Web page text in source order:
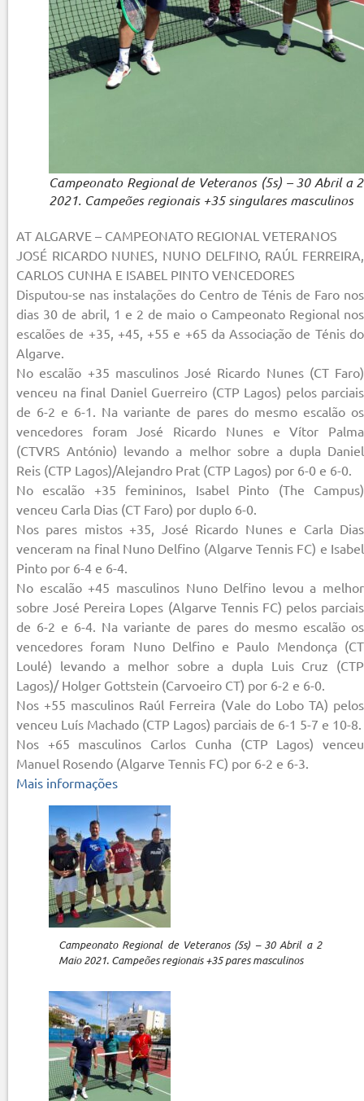
Campeonato Regional de Veteranos (5s) – 30 Abril a
2021. Campeões regionais +35 singulares masculinos
AT ALGARVE – CAMPEONATO REGIONAL VETERANOS
JOSÉ RICARDO NUNES, NUNO DELFINO, RAÚL FERREIRA,
CARLOS CUNHA E ISABEL PINTO VENCEDORES
Disputou-se nas instalações do Centro de Ténis de Faro nos
dias 30 de abril, 1 e 2 de maio o Campeonato Regional nos
escalões de +35, +45, +55 e +65 da Associação de Ténis do
Algarve.
No escalão +35 masculinos José Ricardo Nunes (CT Faro)
venceu na final Daniel Guerreiro (CTP Lagos) pelos parciais
de 6-2 e 6-1. Na variante de pares do mesmo escalão os
vencedores foram José Ricardo Nunes e Vítor Palma
(CTVRS António) levando a melhor sobre a dupla Daniel
Reis (CTP Lagos)/Alejandro Prat (CTP Lagos) por 6-0 e 6-0.
No escalão +35 femininos, Isabel Pinto (The Campus)
venceu Carla Dias (CT Faro) por duplo 6-0.
Nos pares mistos +35, José Ricardo Nunes e Carla Dias
venceram na final Nuno Delfino (Algarve Tennis FC) e Isabel
Pinto por 6-4 e 6-4.
No escalão +45 masculinos Nuno Delfino levou a melhor
sobre José Pereira Lopes (Algarve Tennis FC) pelos parciais
de 6-2 e 6-4. Na variante de pares do mesmo escalão os
vencedores foram Nuno Delfino e Paulo Mendonça (CT
Loulé) levando a melhor sobre a dupla Luis Cruz (CTP
Lagos)/ Holger Gottstein (Carvoeiro CT) por 6-2 e 6-0.
Nos +55 masculinos Raúl Ferreira (Vale do Lobo TA) pelos
venceu Luís Machado (CTP Lagos) parciais de 6-1 5-7 e 10-8.
Nos +65 masculinos Carlos Cunha (CTP Lagos) venceu
Manuel Rosendo (Algarve Tennis FC) por 6-2 e 6-3.
Mais informações
Campeonato Regional de Veteranos (5s) – 30 Abril a 2
Maio 2021. Campeões regionais +35 pares masculinos